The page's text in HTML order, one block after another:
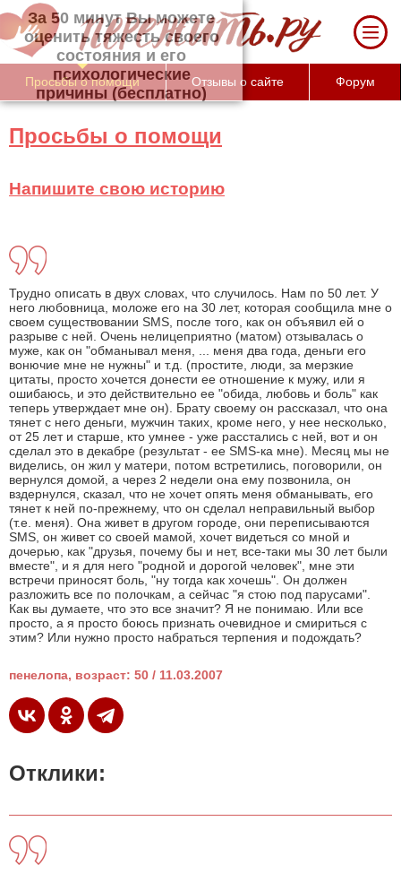
За 50 минут Вы можете оценить тяжесть
своего состояния и его психологические
причины (бесплатно)
Просьбы о помощи Отзывы о сайте Форум
Просьбы о помощи
Напишите свою историю
Трудно описать в двух словах, что случилось. Нам по 50 лет. У
него любовница, моложе его на 30 лет, которая сообщила мне о
своем существовании SMS, после того, как он объявил ей о
разрыве с ней. Очень нелицеприятно (матом) отзывалась о
муже, как он "обманывал меня, ... меня два года, деньги его
вонючие мне не нужны" и т.д. (простите, люди, за мерзкие
цитаты, просто хочется донести ее отношение к мужу, или я
ошибаюсь, и это действительно ее "обида, любовь и боль" как
теперь утверждает мне он). Брату своему он рассказал, что она
тянет с него деньги, мужчин таких, кроме него, у нее несколько,
от 25 лет и старше, кто умнее - уже расстались с ней, вот и он
сделал это в декабре (результат - ее SMS-ка мне). Месяц мы не
виделись, он жил у матери, потом встретились, поговорили, он
вернулся домой, а через 2 недели она ему позвонила, он
вздернулся, сказал, что не хочет опять меня обманывать, его
тянет к ней по-прежнему, что он сделал неправильный выбор
(т.е. меня). Она живет в другом городе, они переписываются
SMS, он живет со своей мамой, хочет видеться со мной и
дочерью, как "друзья, почему бы и нет, все-таки мы 30 лет были
вместе", и я для него "родной и дорогой человек", мне эти
встречи приносят боль, "ну тогда как хочешь". Он должен
разложить все по полочкам, а сейчас "я стою под парусами".
Как вы думаете, что это все значит? Я не понимаю. Или все
просто, а я просто боюсь признать очевидное и смириться с
этим? Или нужно просто набраться терпения и подождать?
пенелопа, возраст: 50 / 11.03.2007
Отклики: